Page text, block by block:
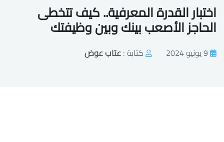
اختبار القدرة المعرفية.. كيف تتخطى
الحاجز الأصعب بينك وبين وظيفتك
9 يونيو 2024 كتابة :عتاب عوض